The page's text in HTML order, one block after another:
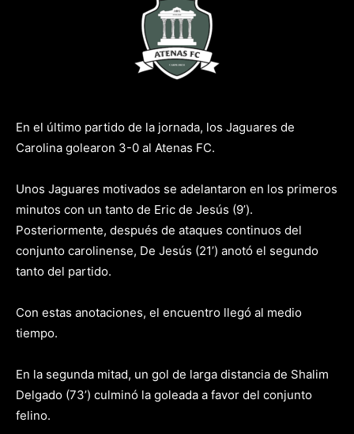
En el último partido de la jornada, los Jaguares de
Carolina golearon 3-0 al Atenas FC.
Unos Jaguares motivados se adelantaron en los primeros
minutos con un tanto de Eric de Jesús (9’).
Posteriormente, después de ataques continuos del
conjunto carolinense, De Jesús (21’) anotó el segundo
tanto del partido.
Con estas anotaciones, el encuentro llegó al medio
tiempo.
En la segunda mitad, un gol de larga distancia de Shalim
Delgado (73’) culminó la goleada a favor del conjunto
felino.